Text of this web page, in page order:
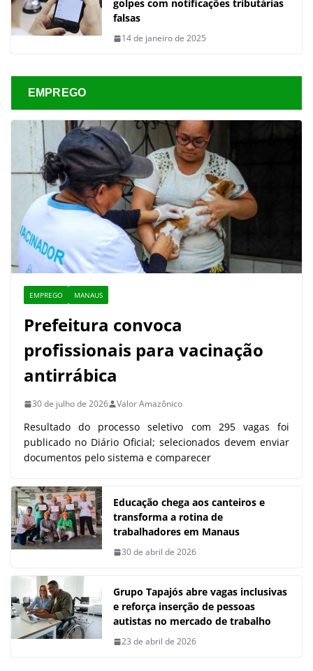
golpes com notificações tributárias
falsas
14 de janeiro de 2025
EMPREGO
EMPREGO MANAUS
Prefeitura convoca
profissionais para vacinação
antirrábica
30 de julho de 2026 Valor Amazônico
Resultado do processo seletivo com 295 vagas foi
publicado no Diário Oficial; selecionados devem enviar
documentos pelo sistema e comparecer
Educação chega aos canteiros e
transforma a rotina de
trabalhadores em Manaus
30 de abril de 2026
Grupo Tapajós abre vagas inclusivas
e reforça inserção de pessoas
autistas no mercado de trabalho
23 de abril de 2026